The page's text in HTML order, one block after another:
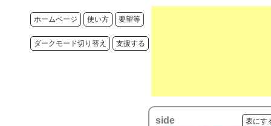
ホームページ 使い方 要望等
ダークモード切り替え 支援する
side 表にす